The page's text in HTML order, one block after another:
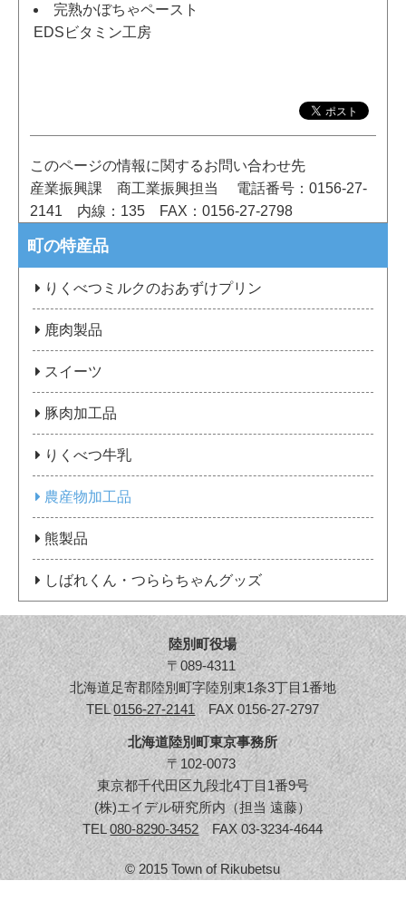
完熟かぼちゃペースト
EDSビタミン工房
このページの情報に関するお問い合わせ先
産業振興課 商工業振興担当
電話番号：0156-27-
2141
内線：135 FAX：0156-27-2798
町の特産品
りくべつミルクのおあずけプリン
鹿肉製品
スイーツ
豚肉加工品
りくべつ牛乳
農産物加工品
熊製品
しばれくん・つららちゃんグッズ
陸別町役場
〒089-4311
北海道足寄郡陸別町字陸別東1条3丁目1番地
TEL0156-27-2141FAX 0156-27-2797
北海道陸別町東京事務所
〒102-0073
東京都千代田区九段北4丁目1番9号
(株)エイデル研究所内（担当 遠藤）
TEL080-8290-3452FAX 03-3234-4644
© 2015 Town of Rikubetsu